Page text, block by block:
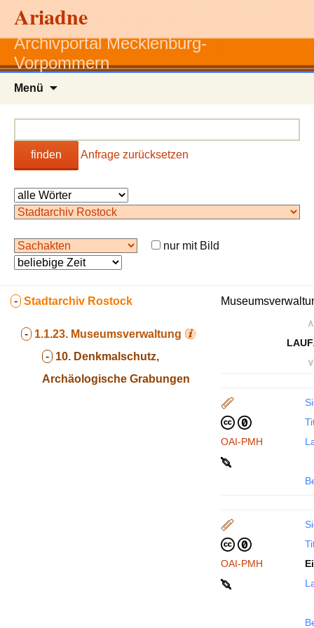
Ariadne
Archivportal Mecklenburg-
Vorpommern
Menü
finden Anfrage zurücksetzen
nur mit Bild
- Stadtarchiv Rostock
- 1.1.23. Museumsverwaltung
- 10. Denkmalschutz,
Archäologische Grabungen
∧
∨
OAI-PMH
OAI-PMH